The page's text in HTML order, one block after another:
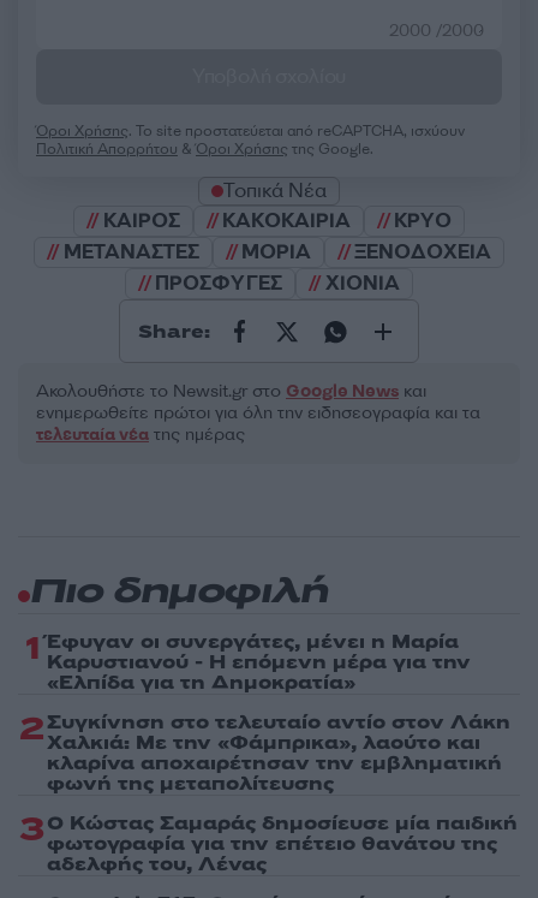
2000 /2000
Όροι Χρήσης. Το site προστατεύεται από reCAPTCHA, ισχύουν
Πολιτική Απορρήτου &Όροι Χρήσης της Google.
Τοπικά Νέα
ΚΑΙΡΟΣ
ΚΑΚΟΚΑΙΡΙΑ
ΚΡΥΟ
ΜΕΤΑΝΑΣΤΕΣ
ΜΟΡΙΑ
ΞΕΝΟΔΟΧΕΙΑ
ΠΡΟΣΦΥΓΕΣ
ΧΙΟΝΙΑ
Share:
Ακολουθήστε το Νewsit.gr στο Google News και
ενημερωθείτε πρώτοι για όλη την ειδησεογραφία και τα
τελευταία νέα της ημέρας
Πιο δημοφιλή
1 Έφυγαν οι συνεργάτες, μένει η Μαρία
Καρυστιανού - Η επόμενη μέρα για την
«Ελπίδα για τη Δημοκρατία»
2Συγκίνηση στο τελευταίο αντίο στον Λάκη
Χαλκιά: Με την «Φάμπρικα», λαούτο και
κλαρίνα αποχαιρέτησαν την εμβληματική
φωνή της μεταπολίτευσης
3Ο Κώστας Σαμαράς δημοσίευσε μία παιδική
φωτογραφία για την επέτειο θανάτου της
αδελφής του, Λένας